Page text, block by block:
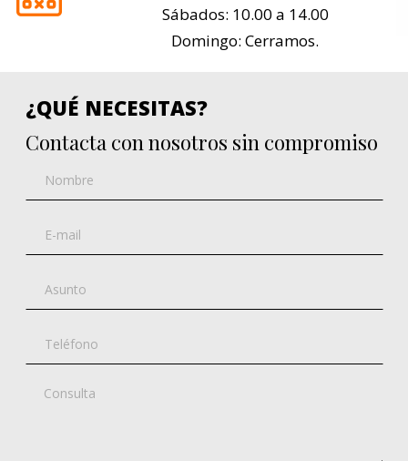
Sábados: 10.00 a 14.00
Domingo: Cerramos.
¿QUÉ NECESITAS?
Contacta con nosotros sin compromiso